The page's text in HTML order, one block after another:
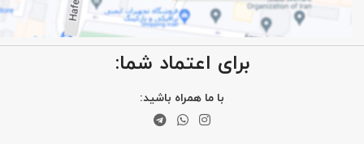
برای اعتماد شما:
با ما همراه باشید: